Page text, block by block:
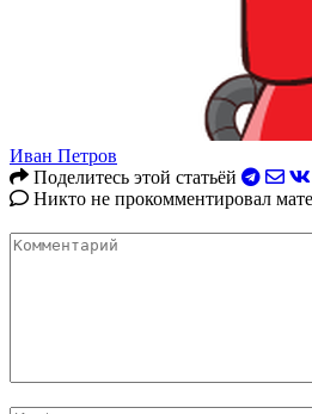
Иван Петров
Поделитесь этой статьёй
Никто не прокомментировал